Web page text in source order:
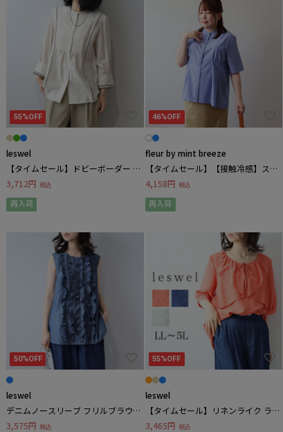
la.f... / ラエフ
MISSEL / ミゼール
MONSTER DROPS / モンスタードロップス
MB mint breeze / エムビー ミントブリーズ
marun / マルン
miclat / ミクラ
Nursereine / ナースレーヌ
Pieds / ピエ
55%OFF
leswel
【タイムセール】ドビーボーダー パ
イピング ブラウス LL/3L/4L/5L
leswelレスウェル
3,712円 税込
再入荷
46%OFF
fleur by mint breeze
【タイムセール】【接触冷感】スト
ライプバンドカラーサイドタックブ
ラウス
4,158円 税込
再入荷
50%OFF
leswel
デニムノースリーブ フリルブラウス
LL/3L/4L/5L leswelレスウェル
3,575円 税込
55%OFF
leswel
【タイムセール】リネンライク ラッ
フル フリル ブラウス
3,465円 税込